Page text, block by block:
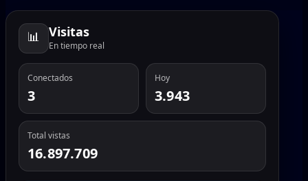
📊 Visitas
En tiempo real
Conectados
3
Hoy
3.943
Total vistas
16.897.709